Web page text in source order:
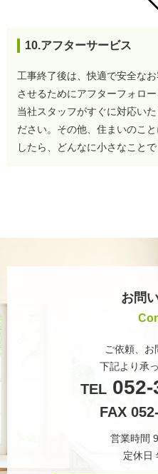
10.アフターサービス
工事終了後は、快適で安全な
させるためにアフターフォロ
当社スタッフがすぐに対応い
ださい。 その他、住まいのこ
したら、どんなに小さなこと
お問
ご依頼、お
下記より承
TEL052-
FAX
営業時間
定休日